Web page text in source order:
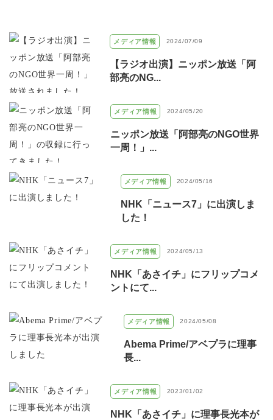
メディア情報 2024/07/09
【ラジオ出演】ニッポン放送「阿
部亮のNG...
メディア情報 2024/05/20
ニッポン放送「阿部亮のNGO世界
一周！」...
メディア情報 2024/05/16
NHK「ニュース7」に出演しま
した！
メディア情報 2024/05/13
NHK「あさイチ」にフリップコメ
ントにて...
メディア情報 2024/05/08
Abema Prime/アベプラに理事
長...
メディア情報 2023/01/02
NHK「あさイチ」に理事長光本が